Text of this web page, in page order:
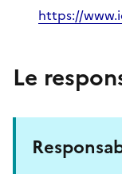
https://
Le